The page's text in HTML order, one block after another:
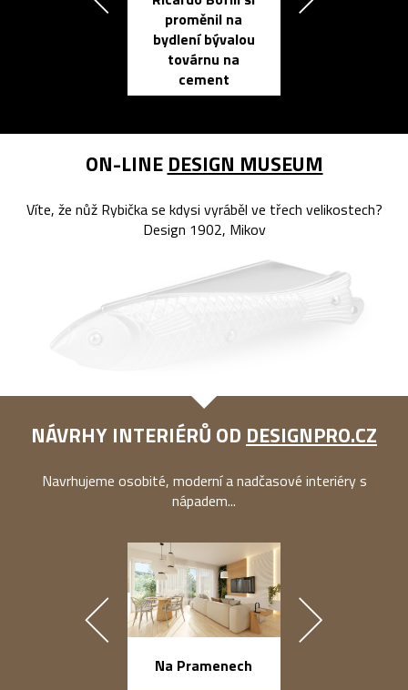
proměnil na
bydlení bývalou
továrnu na
cement
ON-LINE DESIGN MUSEUM
Víte, že nůž Rybička se kdysi vyráběl ve třech velikostech?
Design 1902, Mikov
NÁVRHY INTERIÉRŮ OD DESIGNPRO.CZ
Navrhujeme osobité, moderní a nadčasové interiéry s
nápadem...
Na Pramenech